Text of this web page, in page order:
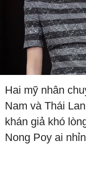
Hai mỹ nhân
Nam và Thái
khán giả khó
Nong Poy ai